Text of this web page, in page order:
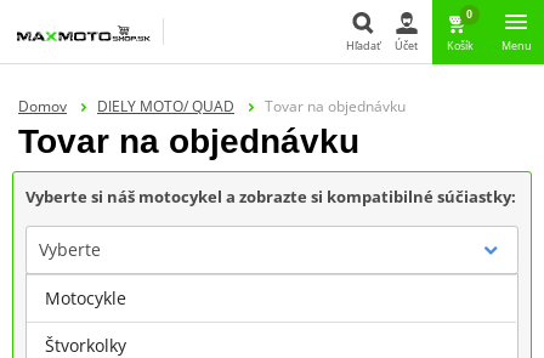
Hľadať Účet
0
Košík Menu
Domov DIELY MOTO/ QUAD Tovar na objednávku
Tovar na objednávku
Vyberte si náš motocykel a zobrazte si kompatibilné súčiastky:
Vyberte
Značka
Motocykle
Štvorkolky